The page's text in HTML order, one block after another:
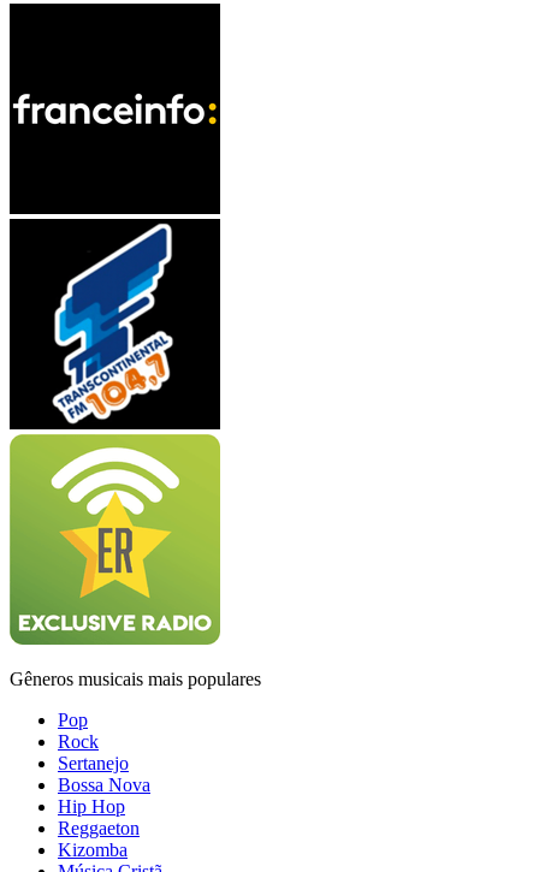
Gêneros musicais mais populares
Pop
Rock
Sertanejo
Bossa Nova
Hip Hop
Reggaeton
Kizomba